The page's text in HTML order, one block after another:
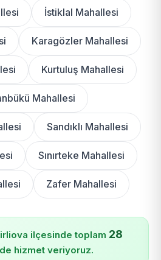
İstiklal Mahallesi
Karagözler Mahallesi
Kurtuluş Mahallesi
Mahallesi
Sandıklı Mahallesi
Sınırteke Mahallesi
Zafer Mahallesi
ilçesinde toplam 28
hizmet veriyoruz.